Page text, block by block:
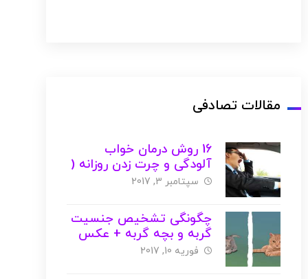
مقالات تصادفی
16 روش درمان خواب
آلودگی و چرت زدن روزانه (
با عکس )
سپتامبر 3, 2017
چگونگی تشخیص جنسیت
گربه و بچه گربه + عکس
فوریه 10, 2017